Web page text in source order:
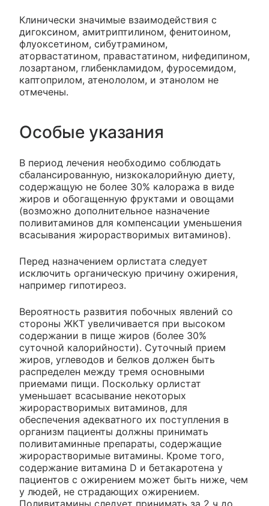
Клинически значимые взаимодействия с
дигоксином, амитриптилином, фенитоином,
флуоксетином, сибутрамином,
аторвастатином, правастатином, нифедипином,
лозартаном, глибенкламидом, фуросемидом,
каптоприлом, атенололом, и этанолом не
отмечены.
Особые указания
В период лечения необходимо соблюдать
сбалансированную, низкокалорийную диету,
содержащую не более 30% калоража в виде
жиров и обогащенную фруктами и овощами
(возможно дополнительное назначение
поливитаминов для компенсации уменьшения
всасывания жирорастворимых витаминов).
Перед назначением орлистата следует
исключить органическую причину ожирения,
например гипотиреоз.
Вероятность развития побочных явлений со
стороны ЖКТ увеличивается при высоком
содержании в пище жиров (более 30%
суточной калорийности). Суточный прием
жиров, углеводов и белков должен быть
распределен между тремя основными
приемами пищи. Поскольку орлистат
уменьшает всасывание некоторых
жирорастворимых витаминов, для
обеспечения адекватного их поступления в
организм пациенты должны принимать
поливитаминные препараты, содержащие
жирорастворимые витамины. Кроме того,
содержание витамина D и бетакаротена у
пациентов с ожирением может быть ниже, чем
у людей, не страдающих ожирением.
Поливитамины следует принимать за 2 ч до